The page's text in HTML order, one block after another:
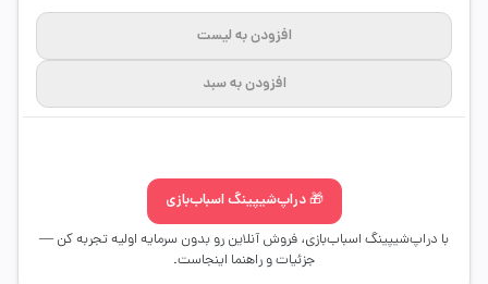
افزودن به لیست
افزودن به سبد
🎁 دراپ‌شیپینگ اسباب‌بازی
با دراپ‌شیپینگ اسباب‌بازی، فروش آنلاین رو بدون سرمایه اولیه تجربه کن —
جزئیات و راهنما اینجاست.